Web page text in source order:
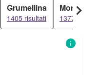
Grumellina
1405 risultati
Monterosso
1377 risultati